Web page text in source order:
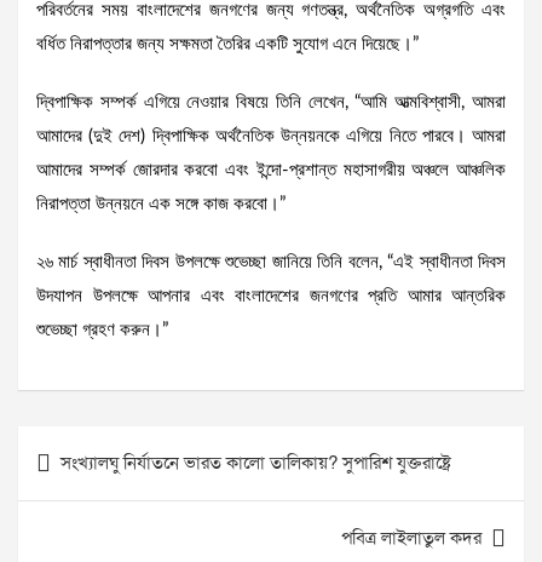
পরিবর্তনের সময় বাংলাদেশের জনগণের জন্য গণতন্ত্র, অর্থনৈতিক অগ্রগতি এবং
বর্ধিত নিরাপত্তার জন্য সক্ষমতা তৈরির একটি সুযোগ এনে দিয়েছে।”
দ্বিপাক্ষিক সম্পর্ক এগিয়ে নেওয়ার বিষয়ে তিনি লেখেন, “আমি আত্মবিশ্বাসী, আমরা
আমাদের (দুই দেশ) দ্বিপাক্ষিক অর্থনৈতিক উন্নয়নকে এগিয়ে নিতে পারবে। আমরা
আমাদের সম্পর্ক জোরদার করবো এবং ইন্দো-প্রশান্ত মহাসাগরীয় অঞ্চলে আঞ্চলিক
নিরাপত্তা উন্নয়নে এক সঙ্গে কাজ করবো।”
২৬ মার্চ স্বাধীনতা দিবস উপলক্ষে শুভেচ্ছা জানিয়ে তিনি বলেন, “এই স্বাধীনতা দিবস
উদযাপন উপলক্ষে আপনার এবং বাংলাদেশের জনগণের প্রতি আমার আন্তরিক
শুভেচ্ছা গ্রহণ করুন।”
Post
navigation
সংখ্যালঘু নির্যাতনে ভারত কালো তালিকায়? সুপারিশ যুক্তরাষ্ট্রে
পবিত্র লাইলাতুল কদর